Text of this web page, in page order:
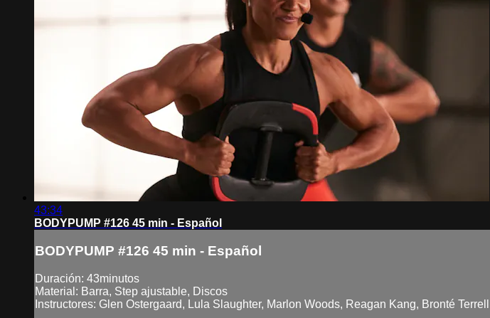
43:34
BODYPUMP #126 45 min - Español
BODYPUMP #126 45 min - Español
Duración: 43minutos
Material: Barra, Step ajustable, Discos
Instructores: Glen Ostergaard, Lula Slaughter, Marlon Woods, Reagan Kang, Bronté